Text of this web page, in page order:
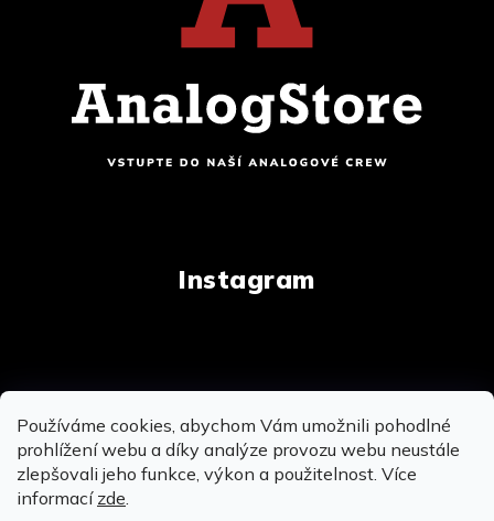
Používáme cookies, abychom Vám umožnili pohodlné
prohlížení webu a díky analýze provozu webu neustále
zlepšovali jeho funkce, výkon a použitelnost. Více
informací zde.
Instagram
Vytvořil Shoptet
vyhrazena.Upravit nastavení cookies